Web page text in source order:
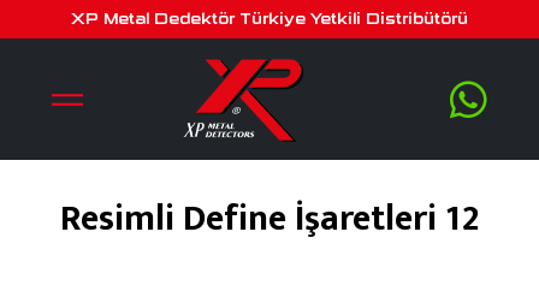
XP Metal Dedektör Türkiye Yetkili Distribütörü
Resimli Define İşaretleri 12